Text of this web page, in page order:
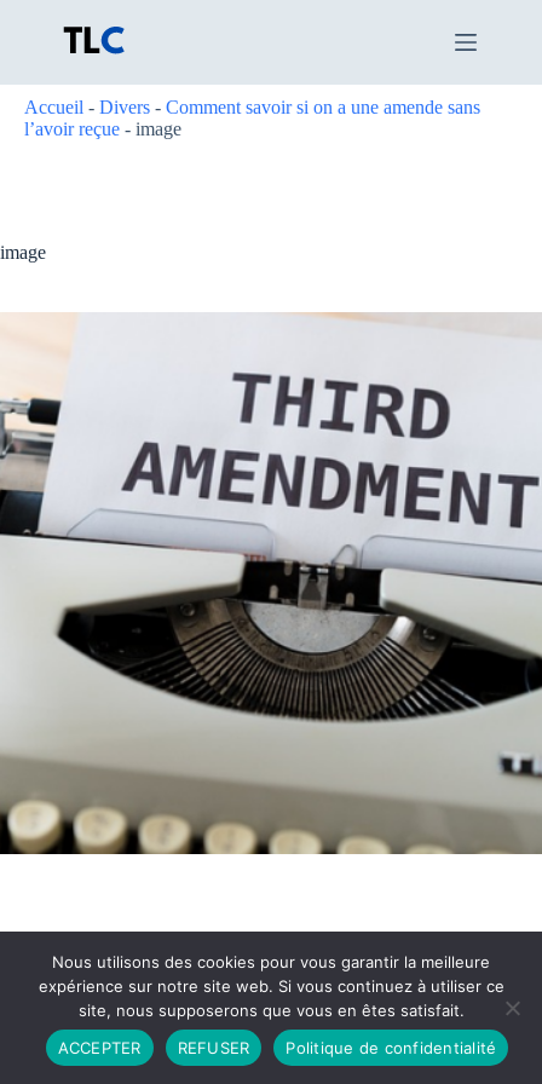
Accueil - Divers - Comment savoir si on a une amende sans
l’avoir reçue - image
image
Partenariat Contact
Politique de Confidentialité
CGU
Copyright © 2026 - Propulsé par DIEUDUDIABLE
Nous utilisons des cookies pour vous garantir la meilleure
expérience sur notre site web. Si vous continuez à utiliser ce
site, nous supposerons que vous en êtes satisfait.
ACCEPTER
REFUSER Politique de confidentialité